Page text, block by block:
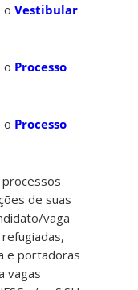
oVestibular
o Processo
o Processo
de suas
vaga
e portadoras
vagas